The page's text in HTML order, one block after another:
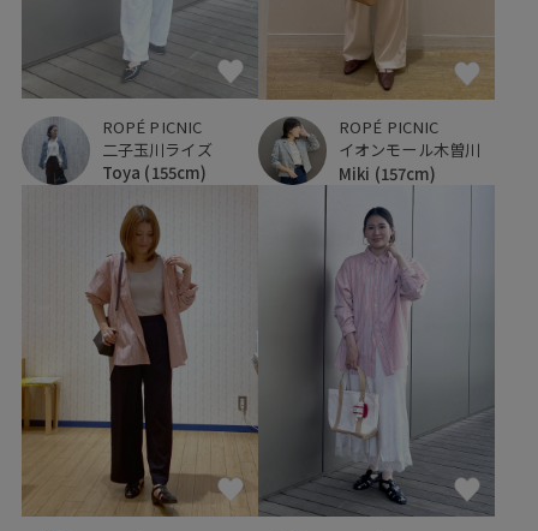
ROPÉ PICNIC
二子玉川ライズ
Toya (155cm)
ROPÉ PICNIC
イオンモール木曽川
Miki (157cm)